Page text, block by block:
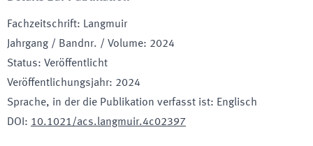
Fachzeitschrift: Langmuir
Jahrgang / Bandnr. / Volume: 2024
Status: Veröffentlicht
Veröffentlichungsjahr: 2024
Sprache, in der die Publikation verfasst ist: Englisch
DOI : 10.1021/acs.langmuir.4c02397